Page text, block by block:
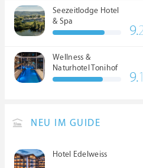
Seezeitlodge Hotel
& Spa
9.
Wellness &
Naturhotel Tonihof
****S
9.
NEU IM GUIDE
Hotel Edelweiss